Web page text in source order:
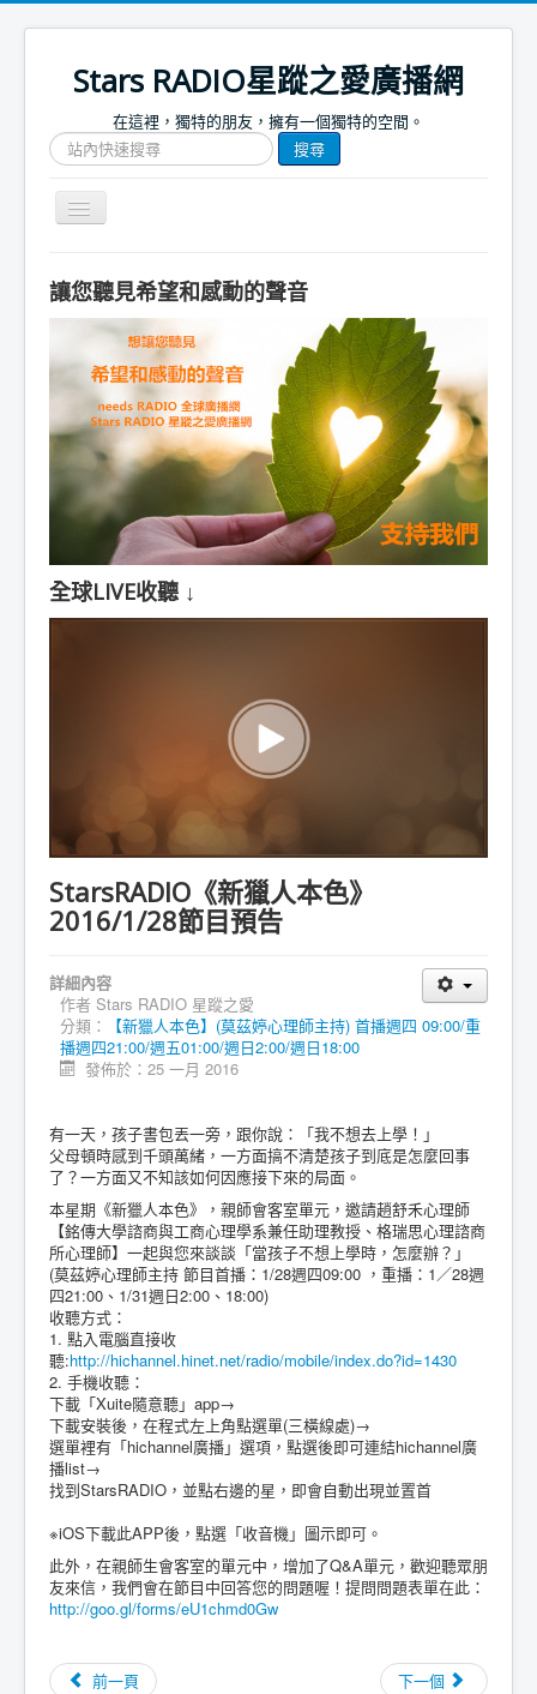
Stars RADIO星蹤之愛廣播網
在這裡，獨特的朋友，擁有一個獨特的空間。
搜
尋
網
文
搜尋
Toggle
Navigation
首頁
捐款支持
節目表
節目簡介
節目預告
讓您聽見希望和感動的聲音
全球LIVE收聽 ↓
StarsRADIO《新獵人本色》
2016/1/28節目預告
詳細內容
作者 Stars RADIO 星蹤之愛
分類：
【新獵人本色】(莫茲婷心理師主持) 首播週四 09:00/重
播週四21:00/週五01:00/週日2:00/週日18:00
發佈於：25 一月 2016
有一天，孩子書包丟一旁，跟你說：「我不想去上學！」
父母頓時感到千頭萬緒，一方面搞不清楚孩子到底是怎麼回事
了？一方面又不知該如何因應接下來的局面。
本星期《新獵人本色》，親師會客室單元，邀請趙舒禾心理師
【銘傳大學諮商與工商心理學系兼任助理教授、格瑞思心理諮商
所心理師】一起與您來談談「當孩子不想上學時，怎麼辦？」
(莫茲婷心理師主持 節目首播：1/28週四09:00 ，重播：1／28週
四21:00、1/31週日2:00、18:00)
收聽方式：
1. 點入電腦直接收
聽:http://hichannel.hinet.net/radio/mobile/index.do?id=1430
2. 手機收聽：
下載「Xuite隨意聽」app→
下載安裝後，在程式左上角點選單(三橫線處)→
選單裡有「hichannel廣播」選項，點選後即可連結hichannel廣
播list→
找到StarsRADIO，並點右邊的星，即會自動出現並置首
※iOS下載此APP後，點選「收音機」圖示即可。
此外，在親師生會客室的單元中，增加了Q&A單元，歡迎聽眾朋
友來信，我們會在節目中回答您的問題喔！提問問題表單在此：
http://goo.gl/forms/eU1chmd0Gw
前一頁 下一個